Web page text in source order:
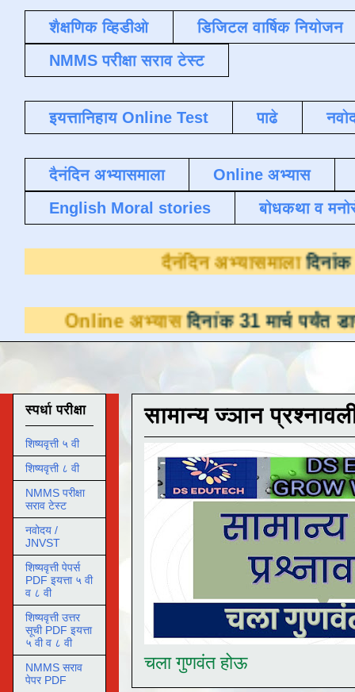
शैक्षणिक व्हिडीओ
डिजिटल वार्षिक नियोजन
NMMS परीक्षा सराव टेस्ट
इयत्तानिहाय Online Test पाढे
दैनंदिन अभ्यासमाला
Online अभ्यास
English Moral stories
बोधकथा व
दैनंदिन
अभ्यासदिनांक 31 मार्च पर्यंत
सामान्य ज्ञान
चला गुणवंत होऊ
स्पर्धा परीक्षा
शिष्यवृत्ती ५ वी
शिष्यवृत्ती ८ वी
NMMS परीक्षा
सराव टेस्ट
नवोदय /
JNVST
शिष्यवृत्ती पेपर्स
PDF इयत्ता ५ वी
व ८ वी
शिष्यवृत्ती उत्तर
सूची PDF इयत्ता
५ वी व ८ वी
NMMS सराव
पेपर PDF